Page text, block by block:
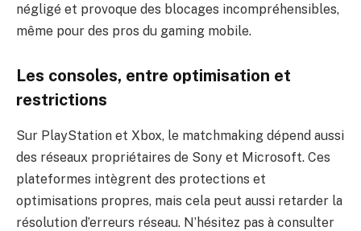
négligé et provoque des blocages incompréhensibles,
même pour des pros du gaming mobile.
Les consoles, entre optimisation et
restrictions
Sur PlayStation et Xbox, le matchmaking dépend aussi
des réseaux propriétaires de Sony et Microsoft. Ces
plateformes intègrent des protections et
optimisations propres, mais cela peut aussi retarder la
résolution d’erreurs réseau. N’hésitez pas à consulter